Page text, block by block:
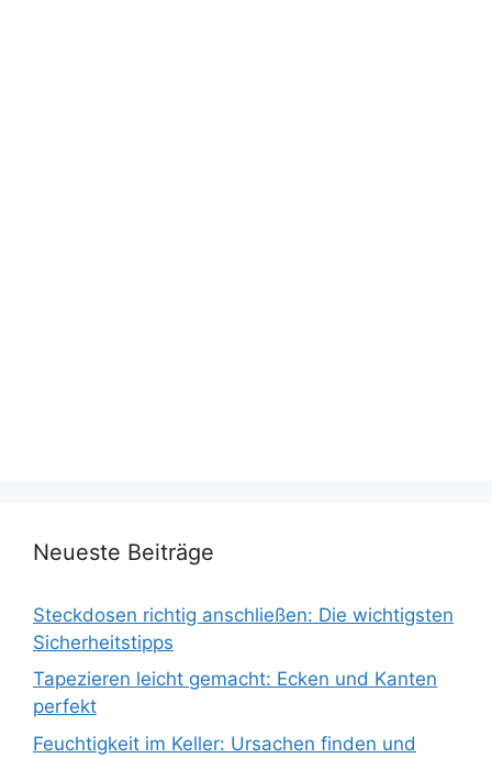
Neueste Beiträge
Steckdosen richtig anschließen: Die wichtigsten
Sicherheitstipps
Tapezieren leicht gemacht: Ecken und Kanten
perfekt
Feuchtigkeit im Keller: Ursachen finden und